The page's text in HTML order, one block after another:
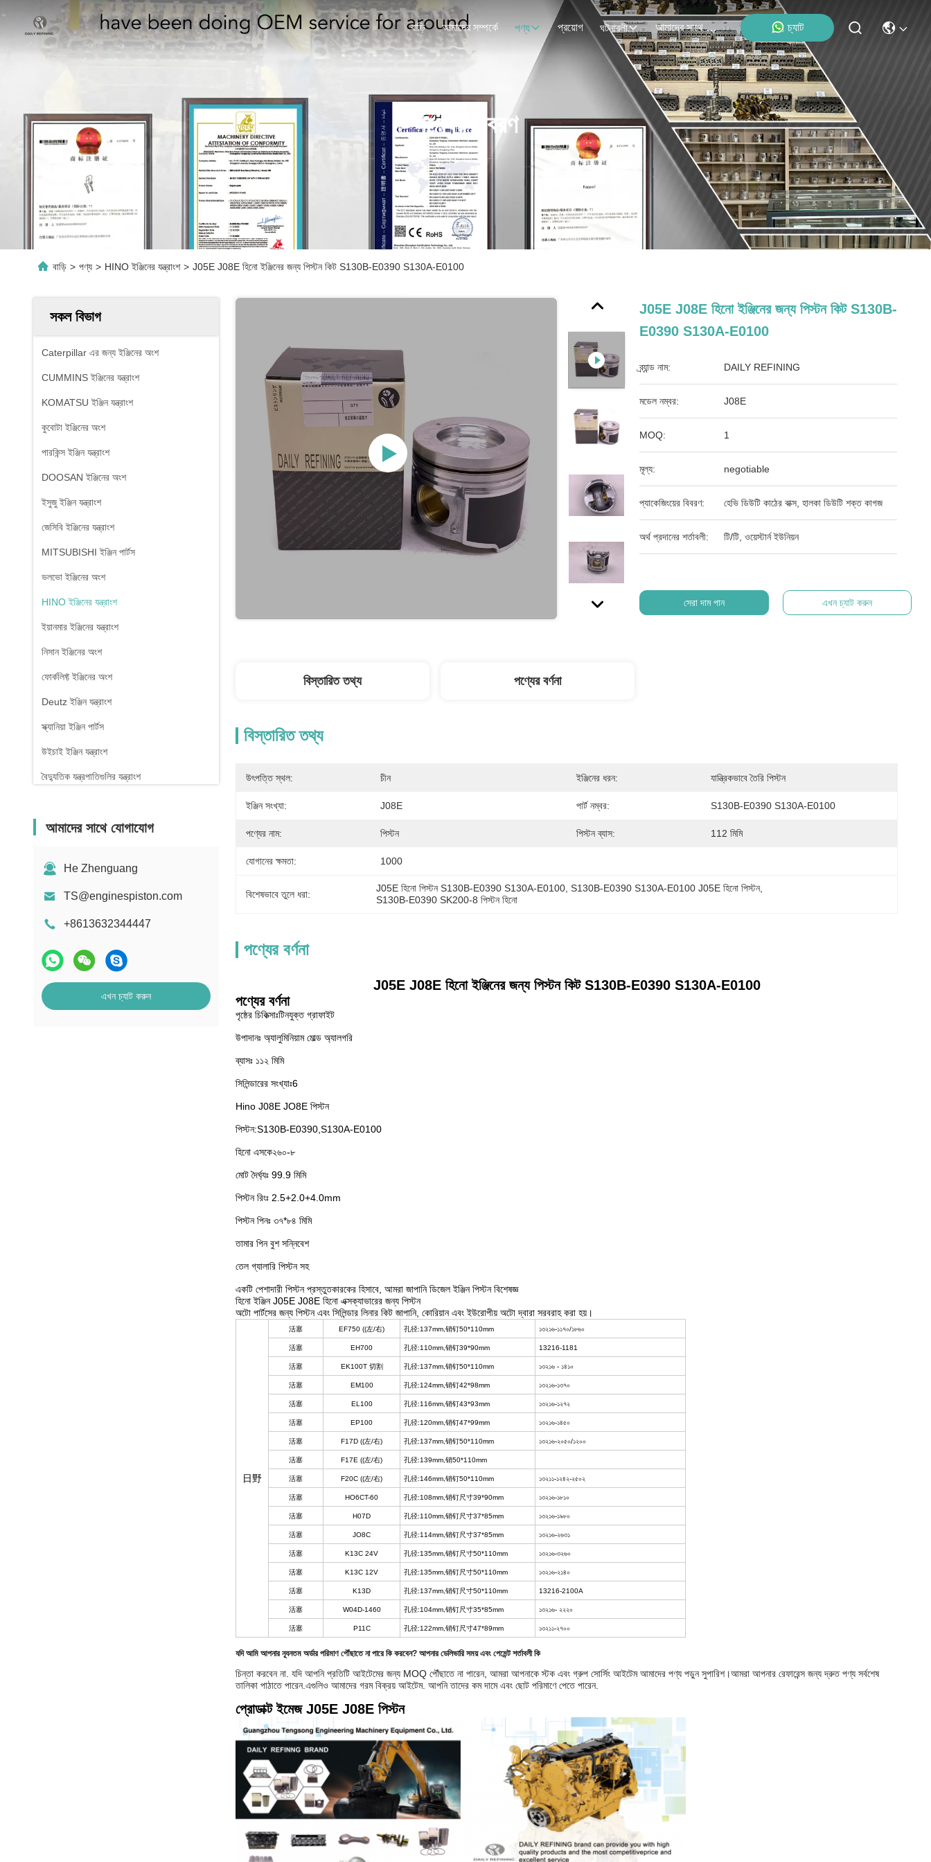
বাড়ি আমাদের সম্পর্কে পণ্য প্রয়োগ ঘটনাবলী আমাদের সাথে যোগাযোগ চ্যাট
পণ্যের বিবরণ
বাড়ি > পণ্য > HINO ইঞ্জিনের যন্ত্রাংশ > J05E J08E হিনো ইঞ্জিনের জন্য পিস্টন কিট S130B-E0390 S130A-E0100
সকল বিভাগ
Caterpillar এর জন্য ইঞ্জিনের অংশ
CUMMINS ইঞ্জিনের যন্ত্রাংশ
KOMATSU ইঞ্জিন যন্ত্রাংশ
কুবোটা ইঞ্জিনের অংশ
পারকিন্স ইঞ্জিন যন্ত্রাংশ
DOOSAN ইঞ্জিনের অংশ
ইসুজু ইঞ্জিন যন্ত্রাংশ
জেসিবি ইঞ্জিনের যন্ত্রাংশ
MITSUBISHI ইঞ্জিন পার্টস
ভলভো ইঞ্জিনের অংশ
HINO ইঞ্জিনের যন্ত্রাংশ
ইয়ানমার ইঞ্জিনের যন্ত্রাংশ
নিসান ইঞ্জিনের অংশ
ফোর্কলিফ্ট ইঞ্জিনের অংশ
Deutz ইঞ্জিন যন্ত্রাংশ
স্ক্যানিয়া ইঞ্জিন পার্টস
উইচাই ইঞ্জিন যন্ত্রাংশ
বৈদ্যুতিক যন্ত্রপাতিগুলির যন্ত্রাংশ
আমাদের সাথে যোগাযোগ
He Zhenguang
TS@enginespiston.com
+8613632344447
এখন চ্যাট করুন
J05E J08E হিনো ইঞ্জিনের জন্য পিস্টন কিট S130B-
E0390 S130A-E0100
ব্র্যান্ড নাম: DAILY REFINING
মডেল নম্বর: J08E
MOQ: 1
মূল্য: negotiable
প্যাকেজিংয়ের বিবরণ: হেভি ডিউটি ​​কাঠের বাক্স, হালকা ডিউটি ​​শক্ত কাগজ
অর্থ প্রদানের শর্তাবলী: টি/টি, ওয়েস্টার্ন ইউনিয়ন
সেরা দাম পান এখন চ্যাট করুন
বিস্তারিত তথ্য পণ্যের বর্ণনা
বিস্তারিত তথ্য
উৎপত্তি স্থল: চীন ইঞ্জিনের ধরন: যান্ত্রিকভাবে তৈরি পিস্টন
ইঞ্জিন সংখ্যা: J08E পার্ট নম্বর: S130B-E0390 S130A-E0100
পণ্যের নাম: পিস্টন পিস্টন ব্যাস: 112 মিমি
যোগানের ক্ষমতা: 1000
বিশেষভাবে তুলে ধরা:
J05E হিনো পিস্টন S130B-E0390 S130A-E0100 , S130B-E0390 S130A-E0100 J05E হিনো পিস্টন,
S130B-E0390 SK200-8 পিস্টন হিনো
পণ্যের বর্ণনা
J05E J08E হিনো ইঞ্জিনের জন্য পিস্টন কিট S130B-E0390 S130A-E0100
পণ্যের বর্ণনা
পৃষ্ঠের চিকিত্সাঃটিনযুক্ত গ্রাফাইট
উপাদানঃ অ্যালুমিনিয়াম মোল্ড অ্যালগরি
ব্যাসঃ ১১২ মিমি
সিলিন্ডারের সংখ্যাঃ6
Hino J08E JO8E পিস্টন
পিস্টন:S130B-E0390,S130A-E0100
হিনো এসকে২৬০-৮
মোট দৈর্ঘ্যঃ 99.9 মিমি
পিস্টন রিংঃ 2.5+2.0+4.0mm
পিস্টন পিনঃ ৩৭*৮৪ মিমি
তামার পিন বুশ সন্নিবেশ
তেল গ্যালারি পিস্টন সহ
একটি পেশাদারী পিস্টন প্রস্তুতকারকের হিসাবে, আমরা জাপানি ডিজেল ইঞ্জিন পিস্টন বিশেষজ্ঞ
হিনো ইঞ্জিন J05E J08E হিনো এক্সক্যাভারের জন্য পিস্টন
অটো পার্টসের জন্য পিস্টন এবং সিলিন্ডার লিনার কিট জাপানি, কোরিয়ান এবং ইউরোপীয় অটো দ্বারা সরবরাহ করা হয়।
日野
活塞 EF750 ((左/右) 孔径:137mm,销钉50*110mm ১৩২১৬-১১৭০/১৮৬০
活塞 EH700 孔径:110mm,销钉39*90mm 13216-1181
活塞 EK100T 切割 孔径:137mm,销钉50*110mm ১৩২১৬ - ১৪১০
活塞 EM100 孔径:124mm,销钉42*98mm ১৩২১৬-১৩৭০
活塞 EL100 孔径:116mm,销钉43*93mm ১৩২১৬-১২৭২
活塞 EP100 孔径:120mm,销钉47*99mm ১৩২১৬-১৪৫০
活塞 F17D ((左/右) 孔径:137mm,销钉50*110mm ১৩২১৬-২০৫০/১২০০
活塞 F17E ((左/右) 孔径:139mm,销50*110mm
活塞 F20C ((左/右) 孔径:146mm,销钉50*110mm ১৩২১১-১২৪২-২৫০২
活塞 HO6CT-60 孔径:108mm,销钉尺寸39*90mm ১৩২১৬-১৮১০
活塞 H07D 孔径:110mm,销钉尺寸37*85mm ১৩২১৬-১৯৮০
活塞 JO8C 孔径:114mm,销钉尺寸37*85mm ১৩২১৬-২৬৩১
活塞 K13C 24V 孔径:135mm,销钉尺寸50*110mm ১৩২১৬-৩২৬০
活塞 K13C 12V 孔径:135mm,销钉尺寸50*110mm ১৩২১৬-২১৪০
活塞 K13D 孔径:137mm,销钉尺寸50*110mm 13216-2100A
活塞 W04D-1460 孔径:104mm,销钉尺寸35*85mm ১৩২১৬- ২২২০
活塞 P11C 孔径:122mm,销钉尺寸47*89mm ১৩২১১-২৭০০
যদি আমি আপনার ন্যূনতম অর্ডার পরিমাণ পৌঁছাতে না পারে কি করবেন? আপনার ডেলিভারি সময় এবং পেমেন্ট শর্তাবলী কি
চিন্তা করবেন না. যদি আপনি প্রতিটি আইটেমের জন্য MOQ পৌঁছাতে না পারেন, আমরা আপনাকে স্টক এবং গ্রুপ সোর্সিং আইটেম আমাদের পণ্য পড়ুন সুপারিশ।আমরা আপনার রেফারেন্স জন্য দ্রুত পণ্য সর্বশেষ
তালিকা পাঠাতে পারেন.এগুলিও আমাদের গরম বিক্রয় আইটেম. আপনি তাদের কম দামে এবং ছোট পরিমাণে পেতে পারেন.
প্রোডাক্ট ইমেজ J05E J08E পিস্টন